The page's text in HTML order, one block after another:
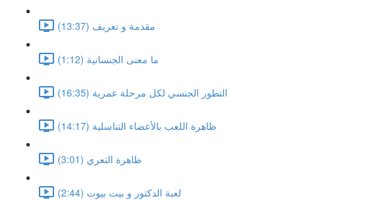
مقدمة و تعريف (13:37)
ما معنى الجنسانية (1:12)
التطور الجنسي لكل مرحلة عمرية (16:35)
ظاهرة اللعب بالأعضاء التناسلية (14:17)
ظاهرة التعري (3:01)
لعبة الدكتور و بيت بيوت (2:44)